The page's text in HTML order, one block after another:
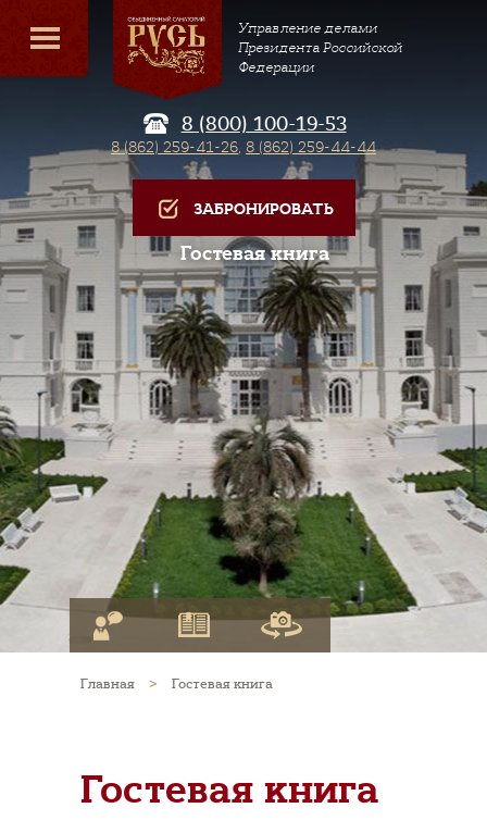
Управление делами
Президента Российской
Федерации
8 (800) 100-19-53
8 (862) 259-41-26, 8 (862) 259-44-44
ЗАБРОНИРОВАТЬ
Гостевая книга
Главная > Гостевая книга
Гостевая книга